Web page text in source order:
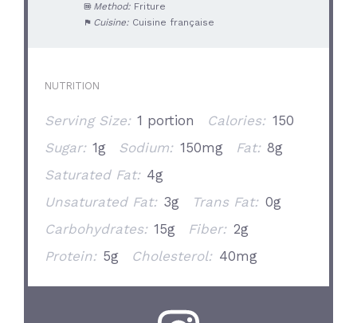
Method: Friture
Cuisine: Cuisine française
NUTRITION
Serving Size: 1 portion Calories: 150
Sugar: 1g Sodium: 150mg Fat: 8g
Saturated Fat: 4g
Unsaturated Fat: 3g Trans Fat: 0g
Carbohydrates: 15g Fiber: 2g
Protein: 5g Cholesterol: 40mg